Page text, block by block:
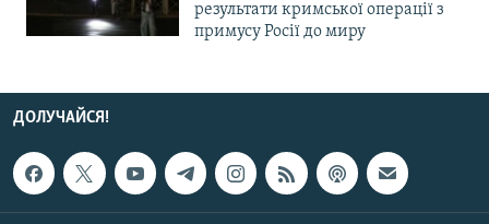
результати кримської операції з
примусу Росії до миру
ДОЛУЧАЙСЯ!